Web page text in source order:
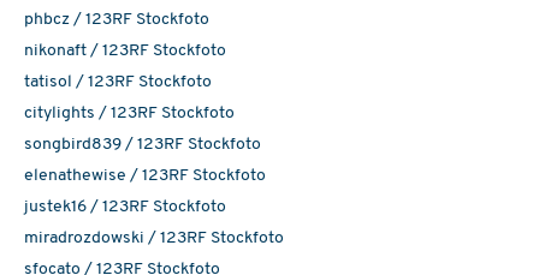
phbcz / 123RF Stockfoto
nikonaft / 123RF Stockfoto
tatisol / 123RF Stockfoto
citylights / 123RF Stockfoto
songbird839 / 123RF Stockfoto
elenathewise / 123RF Stockfoto
justek16 / 123RF Stockfoto
miradrozdowski / 123RF Stockfoto
sfocato / 123RF Stockfoto